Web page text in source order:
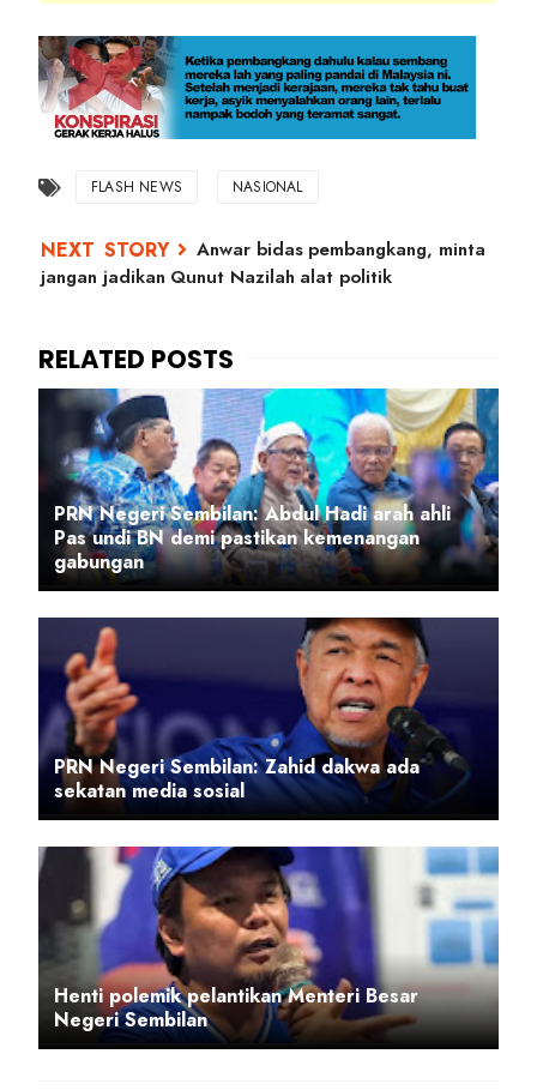
FLASH NEWS NASIONAL
Anwar bidas pembangkang, minta
jangan jadikan Qunut Nazilah alat politik
PRN Negeri Sembilan: Abdul Hadi arah ahli
Pas undi BN demi pastikan kemenangan
gabungan
PRN Negeri Sembilan: Zahid dakwa ada
sekatan media sosial
Henti polemik pelantikan Menteri Besar
Negeri Sembilan